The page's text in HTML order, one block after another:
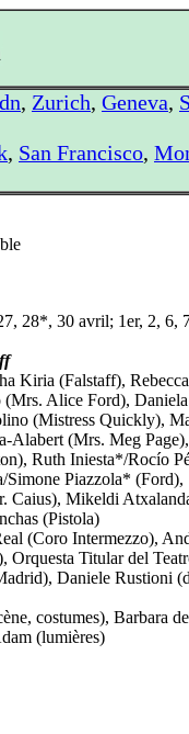
, Zurich, Geneva,
, San Francisco,
28*, 30 avril; 1er, 2, 6,
Kiria (Falstaff), Rebecca
Alice Ford), Daniela
(Mistress Quickly),
Alabert (Mrs. Meg
Ruth Iniesta*/Rocío
Simone Piazzola* (Ford),
Caius), Mikeldi
(Pistola)
(Coro Intermezzo),
Orquesta Titular del
Daniele Rustioni
costumes), Barbara de
(lumières)